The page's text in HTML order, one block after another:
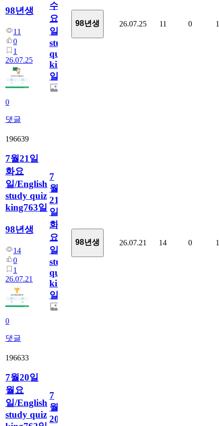
98년생
11
0
1
26.07.25
0
댓글
수
요
일/English
study
quiz
king764
일
98년생 26.07.25 11 0 1
196639
7월21일
화요
일/English
study quiz
king763일
98년생
14
0
1
26.07.21
0
댓글
7
월
21
일
화
요
일/English
study
quiz
king763
일
98년생 26.07.21 14 0 1
196633
7월20일
월요
일/English
study quiz
7
월
20